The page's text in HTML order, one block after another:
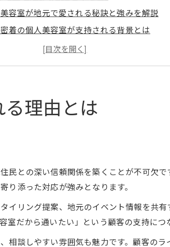
容室が地元で愛される秘訣と強みを解説
着の個人美容室が支持される背景とは
美容室が選ばれるための信頼づくりのコツ
ジュやプラーナとの違いを意識した経営方
のコツを松原から学ぶ
容室が松原で実践する経営ノウハウ
容室の経営効率化を図る具体策とは
社ハマ プラーナ経営戦略も参考に応用
フ教育と個人美容室の成長の関係性
市松原で叶える個人美容室の夢
容室の夢を実現する地域密着型経営
理由とは
民との深い信頼関係を築くことが不可欠
り添った対応が強みとなります。
イリング提案、地元のイベント情報を共
だから通いたい」という顧客の支持につ
相談しやすい雰囲気も魅力です。顧客の